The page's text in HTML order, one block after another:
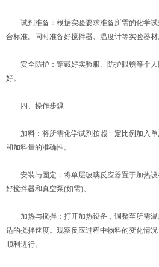
试剂准备：根据实验要求准备所需的化学试
合标准。同时准备好搅拌器、温度计等实验器材
安全防护：穿戴好实验服、防护眼镜等个人
好。
四、操作步骤
加料：将所需化学试剂按照一定比例加入单
和加料量的准确性。
安装与固定：将单层玻璃反应器置于加热设
好搅拌器和真空泵(如需)。
加热与搅拌：打开加热设备，调整至所需温
适的搅拌速度。观察反应过程中物料的变化情
顺利进行。